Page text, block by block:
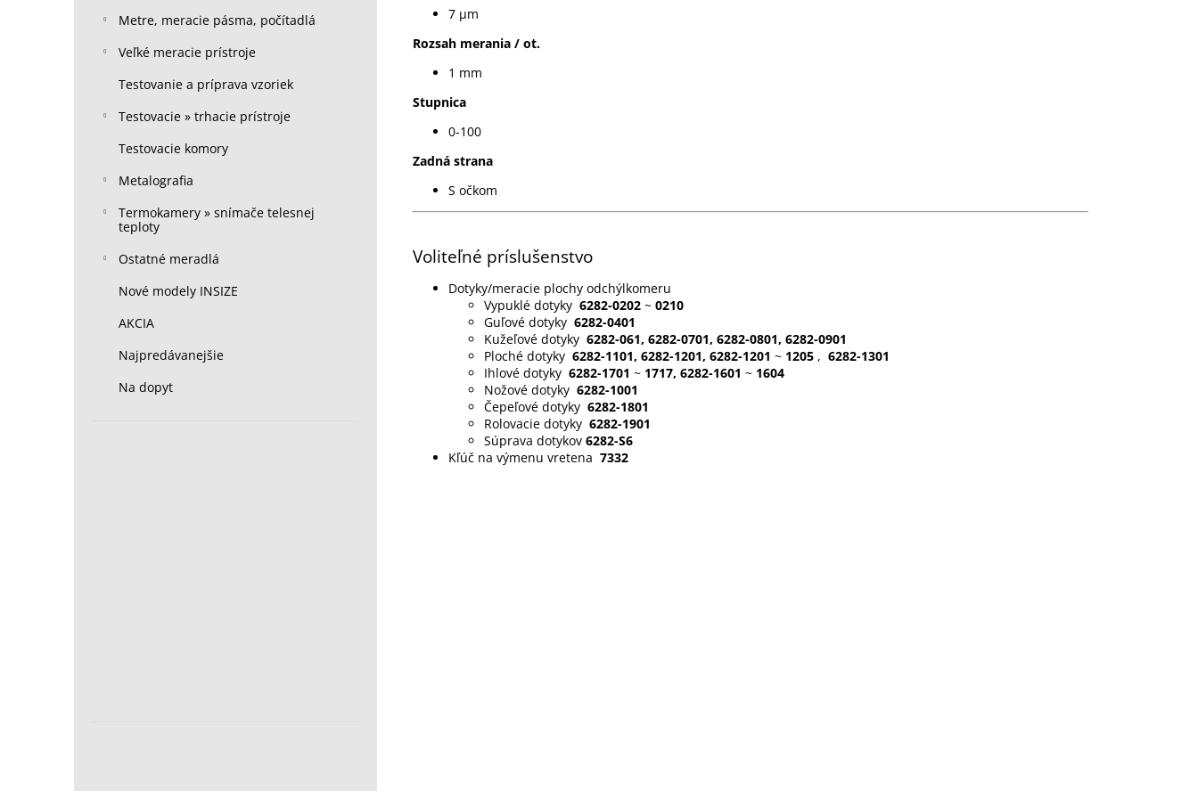
Metre, meracie pásma, počítadlá
Veľké meracie prístroje
Testovanie a príprava vzoriek
Testovacie » trhacie prístroje
Testovacie komory
Metalografia
Termokamery » snímače telesnej
teploty
Ostatné meradlá
Nové modely INSIZE
AKCIA
Najpredávanejšie
Na dopyt
7 µm
Rozsah merania / ot.
1 mm
Stupnica
0-100
Zadná strana
S očkom
Voliteľné príslušenstvo
Dotyky/meracie plochy odchýlkomeru
Vypuklé dotyky 6282-0202 ~ 0210
Guľové dotyky 6282-0401
Kužeľové dotyky 6282-061, 6282-0701, 6282-0801, 6282-0901
Ploché dotyky 6282-1101, 6282-1201, 6282-1201 ~ 1205 , 6282-1301
Ihlové dotyky 6282-1701 ~ 1717, 6282-1601 ~ 1604
Nožové dotyky 6282-1001
Čepeľové dotyky 6282-1801
Rolovacie dotyky 6282-1901
Súprava dotykov 6282-S6
Kľúč na výmenu vretena 7332